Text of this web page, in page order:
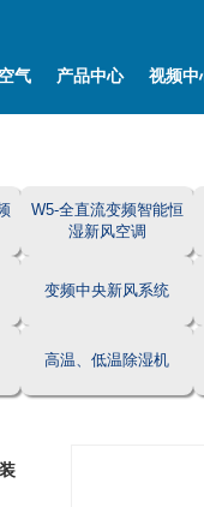
气 产品中心 视频中
W5-全直流变频智能恒
湿新风空调
变频中央新风系统
高温、低温除湿机